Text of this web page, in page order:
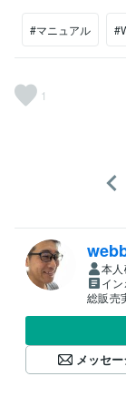
#マニュアル
1
本
イ
総販売
メッセ